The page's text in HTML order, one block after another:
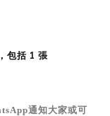
包括 1 張
通知大家或可